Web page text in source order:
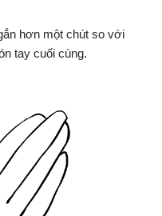
hơn một chút so với
tay cuối cùng.